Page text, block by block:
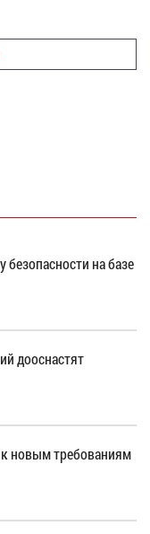
на базе
дооснастят
новым требованиям